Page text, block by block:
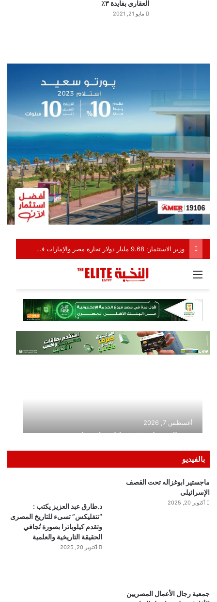
العقاري بفايدة ٣٪
مايو 21, 2021
بالفيديو
ماجستير ابوغزاله تحت القصف
الإسرائيلى
أكتوبر 20, 2025
د.طارق عبد العزيز يكتب :
“نتفليكس” تسىء للتاريخ المصرى
وتقدم كيلوباترا بصورة تُجافي
الحقيقة التاريخية والعلمية
أكتوبر 20, 2025
جمعية رجال الأعمال المصريين